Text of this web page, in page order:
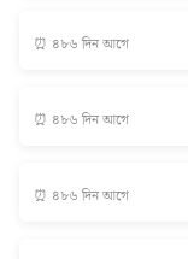
⏰ ৪৮৬ দিন আগে
⏰ ৪৮৬ দিন আগে
⏰ ৪৮৬ দিন আগে